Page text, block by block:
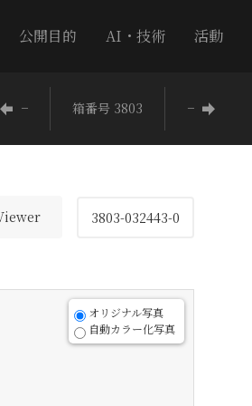
公開目的 AI・技術 活動
− 箱番号 3803 −
3803-032443-0
オリジナル写真
自動カラー化写真